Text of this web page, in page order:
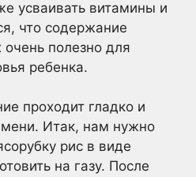
усваивать витамины и
что содержание
очень полезно для
ребенка.
проходит гладко и
Итак, нам нужно
рис в виде
на газу. После